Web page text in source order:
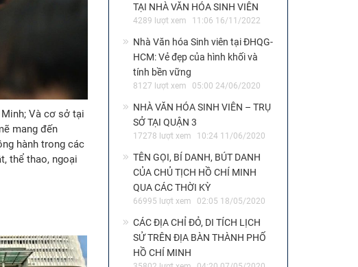
Và cơ sở tại
mang đến
hành trong các
thể thao, ngoại
TẠI NHÀ VĂN HÓA SINH VIÊN
4289 lượt xem 11:06 16/11/2022
Nhà Văn hóa Sinh viên tại ĐHQG-
HCM: Vẻ đẹp của hình khối và
tính bền vững
8127 lượt xem 05:00 24/06/2020
NHÀ VĂN HÓA SINH VIÊN – TRỤ
SỞ TẠI QUẬN 3
17278 lượt xem 10:24 11/06/2020
TÊN GỌI, BÍ DANH, BÚT DANH
CỦA CHỦ TỊCH HỒ CHÍ MINH
QUA CÁC THỜI KỲ
66995 lượt xem 02:05 18/05/2020
CÁC ĐỊA CHỈ ĐỎ, DI TÍCH LỊCH
SỬ TRÊN ĐỊA BÀN THÀNH PHỐ
HỒ CHÍ MINH